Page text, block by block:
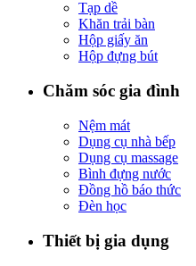
Tạp dề
Khăn trải bàn
Hộp giấy ăn
Hộp đựng bút
Chăm sóc gia đình
Nệm mát
Dụng cụ nhà bếp
Dụng cụ massage
Bình đựng nước
Đồng hồ báo thức
Đèn học
Thiết bị gia dụng